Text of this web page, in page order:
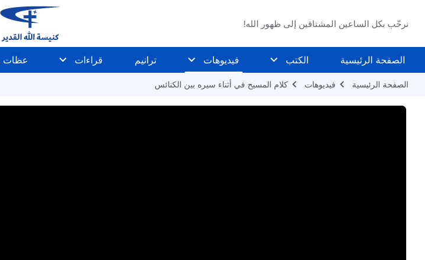
نرحّب بكل الساعين المشتاقين إلى ظهور الله!
الصفحة الرئيسية الكتب فيديوهات ترانيم قراءات عظات
الصفحة الرئيسية فيديوهات كلام المسيح في أثناء سيره بين الكنائس